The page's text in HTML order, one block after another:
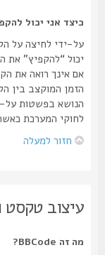
כיצד אני יכול להקפיץ
על-ידי לחיצה על
יכול “להקפיץ” את
אם אינך רואה את
הזמן המוקצב בין
הנושא בפשטות על-ידי
לחוקי המערכת כאשר
חזור למעלה
עיצוב טקסט
מה זה BBCode?